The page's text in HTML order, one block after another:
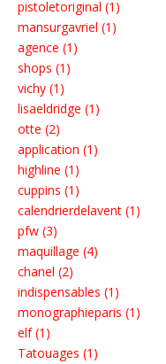
pistoletoriginal (1)
mansurgavriel (1)
agence (1)
shops (1)
vichy (1)
lisaeldridge (1)
otte (2)
application (1)
highline (1)
cuppins (1)
calendrierdelavent (1)
pfw (3)
maquillage (4)
chanel (2)
indispensables (1)
monographieparis (1)
elf (1)
Tatouages (1)